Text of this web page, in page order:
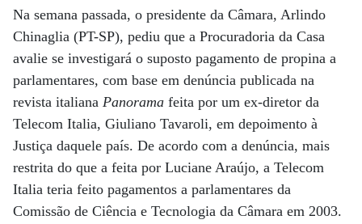
Na semana passada, o presidente da Câmara, Arlindo
Chinaglia (PT-SP), pediu que a Procuradoria da Casa
avalie se investigará o suposto pagamento de propina a
parlamentares, com base em denúncia publicada na
revista italiana Panorama feita por um ex-diretor da
Telecom Italia, Giuliano Tavaroli, em depoimento à
Justiça daquele país. De acordo com a denúncia, mais
restrita do que a feita por Luciane Araújo, a Telecom
Italia teria feito pagamentos a parlamentares da
Comissão de Ciência e Tecnologia da Câmara em 2003.